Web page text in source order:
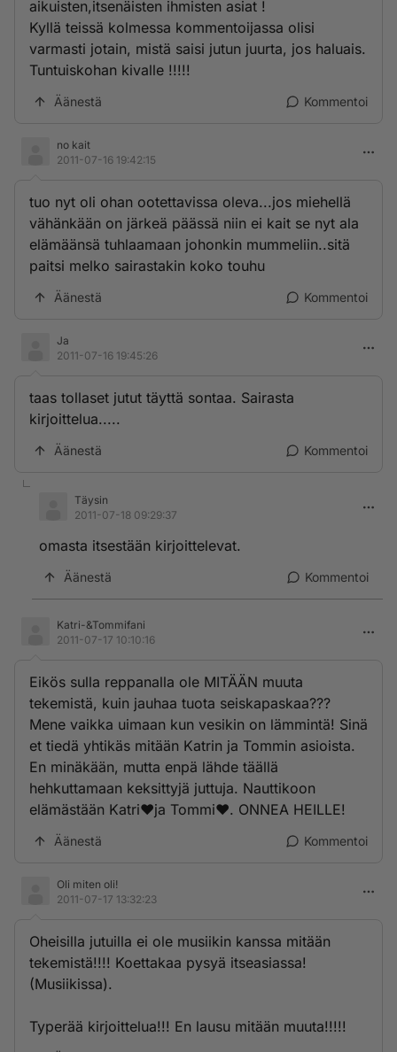
aikuisten,itsenäisten ihmisten asiat !
Kyllä teissä kolmessa kommentoijassa olisi
varmasti jotain, mistä saisi jutun juurta, jos haluais.
Tuntuiskohan kivalle !!!!!
Äänestä Kommentoi
no kait
2011-07-16 19:42:15
tuo nyt oli ohan ootettavissa oleva...jos miehellä
vähänkään on järkeä päässä niin ei kait se nyt ala
elämäänsä tuhlaamaan johonkin mummeliin..sitä
paitsi melko sairastakin koko touhu
Äänestä Kommentoi
Ja
2011-07-16 19:45:26
taas tollaset jutut täyttä sontaa. Sairasta
kirjoittelua.....
Äänestä Kommentoi
Täysin
2011-07-18 09:29:37
omasta itsestään kirjoittelevat.
Äänestä Kommentoi
Katri-&Tommifani
2011-07-17 10:10:16
Eikös sulla reppanalla ole MITÄÄN muuta
tekemistä, kuin jauhaa tuota seiskapaskaa???
Mene vaikka uimaan kun vesikin on lämmintä! Sinä
et tiedä yhtikäs mitään Katrin ja Tommin asioista.
En minäkään, mutta enpä lähde täällä
hehkuttamaan keksittyjä juttuja. Nauttikoon
elämästään Katri♥ja Tommi♥. ONNEA HEILLE!
Äänestä Kommentoi
Oli miten oli!
2011-07-17 13:32:23
Oheisilla jutuilla ei ole musiikin kanssa mitään
tekemistä!!!! Koettakaa pysyä itseasiassa!
(Musiikissa).
Typerää kirjoittelua!!! En lausu mitään muuta!!!!!